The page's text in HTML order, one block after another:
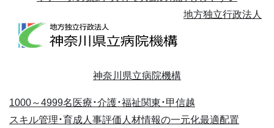
地方独立行政法人
神奈川県立病院機構
1000～4999名医療・介護・福祉関東・甲信越
スキル管理・育成人事評価人材情報の一元化最適配置